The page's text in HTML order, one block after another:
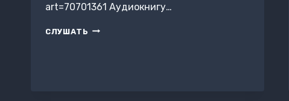
art=70701361 Аудиокнигу…
СЛУШАТЬ ОТВЕТЫ